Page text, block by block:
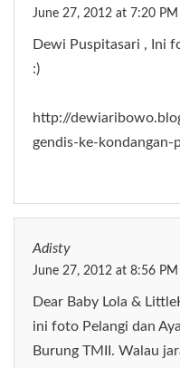
June 27, 2012 at 7:20 PM
Dewi Puspitasari , Ini
:)
http://
gendis-ke-kondangan-
Adisty
June 27, 2012 at 8:56 PM
Dear Baby Lola &
ini foto Pelangi dan
Burung TMII. Walau